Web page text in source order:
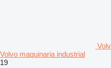
Volvo maquinaria industrial
19